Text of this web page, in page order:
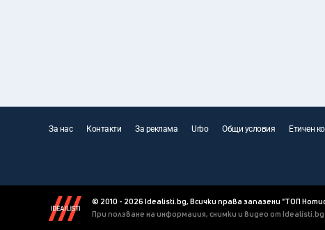
За нас Контакти За реклама Urbo Общи условия Етичен
© 2010 - 2026 Idealisti.bg, Всички права запазени "ТОП
При ползване на информация, снимки и видео от